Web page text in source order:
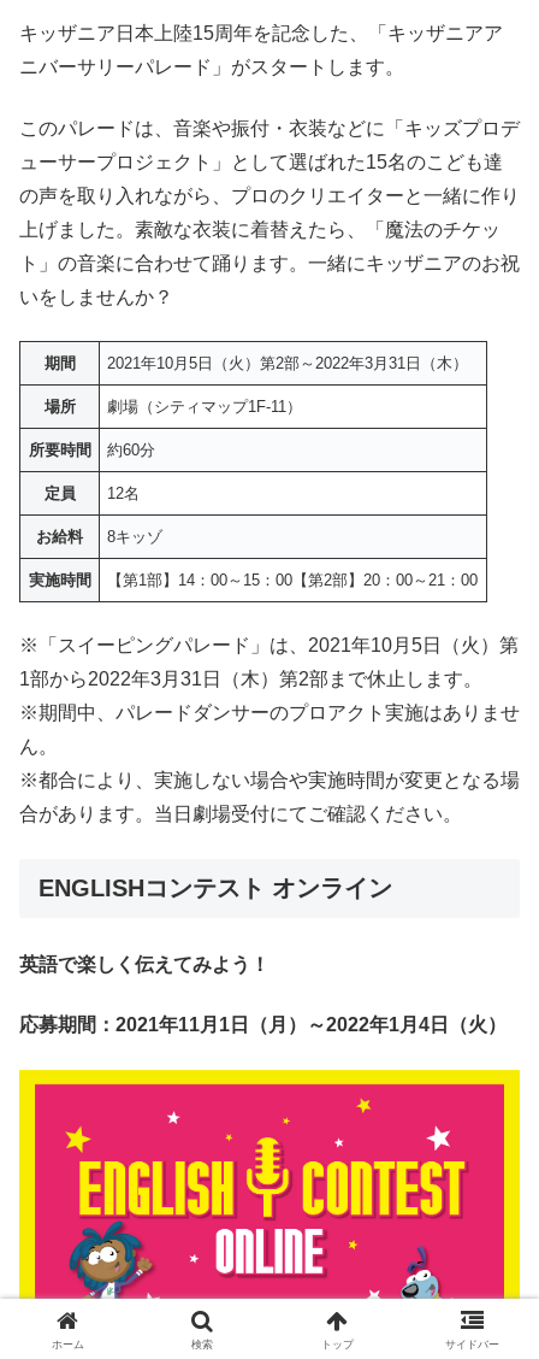
キッザニア日本上陸15周年を記念した、「キッザニアア
ニバーサリーパレード」がスタートします。
このパレードは、音楽や振付・衣装などに「キッズプロデ
ューサープロジェクト」として選ばれた15名のこども達
の声を取り入れながら、プロのクリエイターと一緒に作り
上げました。素敵な衣装に着替えたら、「魔法のチケッ
ト」の音楽に合わせて踊ります。一緒にキッザニアのお祝
いをしませんか？
期間 2021年10月5日（火）第2部～2022年3月31日（木）
場所 劇場（シティマップ1F-11）
所要時間 約60分
定員 12名
お給料 8キッゾ
実施時間 【第1部】14：00～15：00【第2部】20：00～21：00
※「スイーピングパレード」は、2021年10月5日（火）第
1部から2022年3月31日（木）第2部まで休止します。
※期間中、パレードダンサーのプロアクト実施はありませ
ん。
※都合により、実施しない場合や実施時間が変更となる場
合があります。当日劇場受付にてご確認ください。
ENGLISHコンテスト オンライン
英語で楽しく伝えてみよう！
応募期間：2021年11月1日（月）～2022年1月4日（火）
ホーム 検索 トップ サイドバー